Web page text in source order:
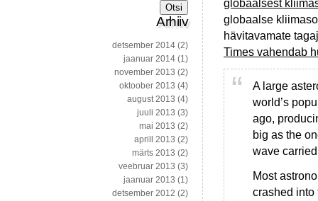
globaalsest
globaalse
hävitavamate
Times vahendab
A large
world’s
ago,
big as the
wave
Most
crashed into
Arhiiv
detsember 2014 (2)
jaanuar 2014 (1)
november 2013 (2)
oktoober 2013 (4)
august 2013 (4)
juuli 2013 (3)
mai 2013 (2)
aprill 2013 (2)
märts 2013 (2)
veebruar 2013 (3)
jaanuar 2013 (1)
detsember 2012 (2)